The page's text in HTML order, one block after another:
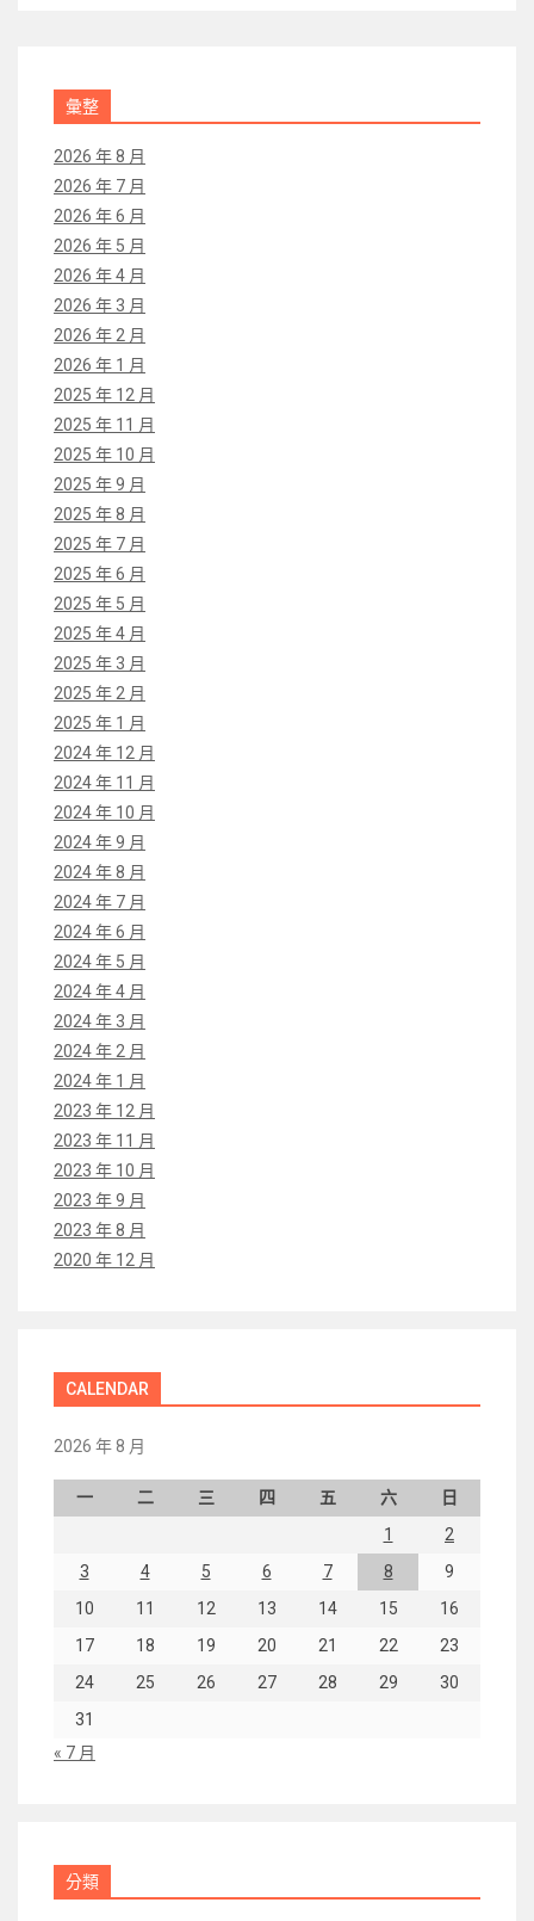
彙整
2026 年 8 月
2026 年 7 月
2026 年 6 月
2026 年 5 月
2026 年 4 月
2026 年 3 月
2026 年 2 月
2026 年 1 月
2025 年 12 月
2025 年 11 月
2025 年 10 月
2025 年 9 月
2025 年 8 月
2025 年 7 月
2025 年 6 月
2025 年 5 月
2025 年 4 月
2025 年 3 月
2025 年 2 月
2025 年 1 月
2024 年 12 月
2024 年 11 月
2024 年 10 月
2024 年 9 月
2024 年 8 月
2024 年 7 月
2024 年 6 月
2024 年 5 月
2024 年 4 月
2024 年 3 月
2024 年 2 月
2024 年 1 月
2023 年 12 月
2023 年 11 月
2023 年 10 月
2023 年 9 月
2023 年 8 月
2020 年 12 月
CALENDAR
2026 年 8 月
一 二 三 四 五 六
日
1
2
3
4 5 6 7 8
9
10
11 12 13 14 15
16
17
18 19 20 21 22
23
24
25 26 27 28 29
30
31
« 7 月
分類